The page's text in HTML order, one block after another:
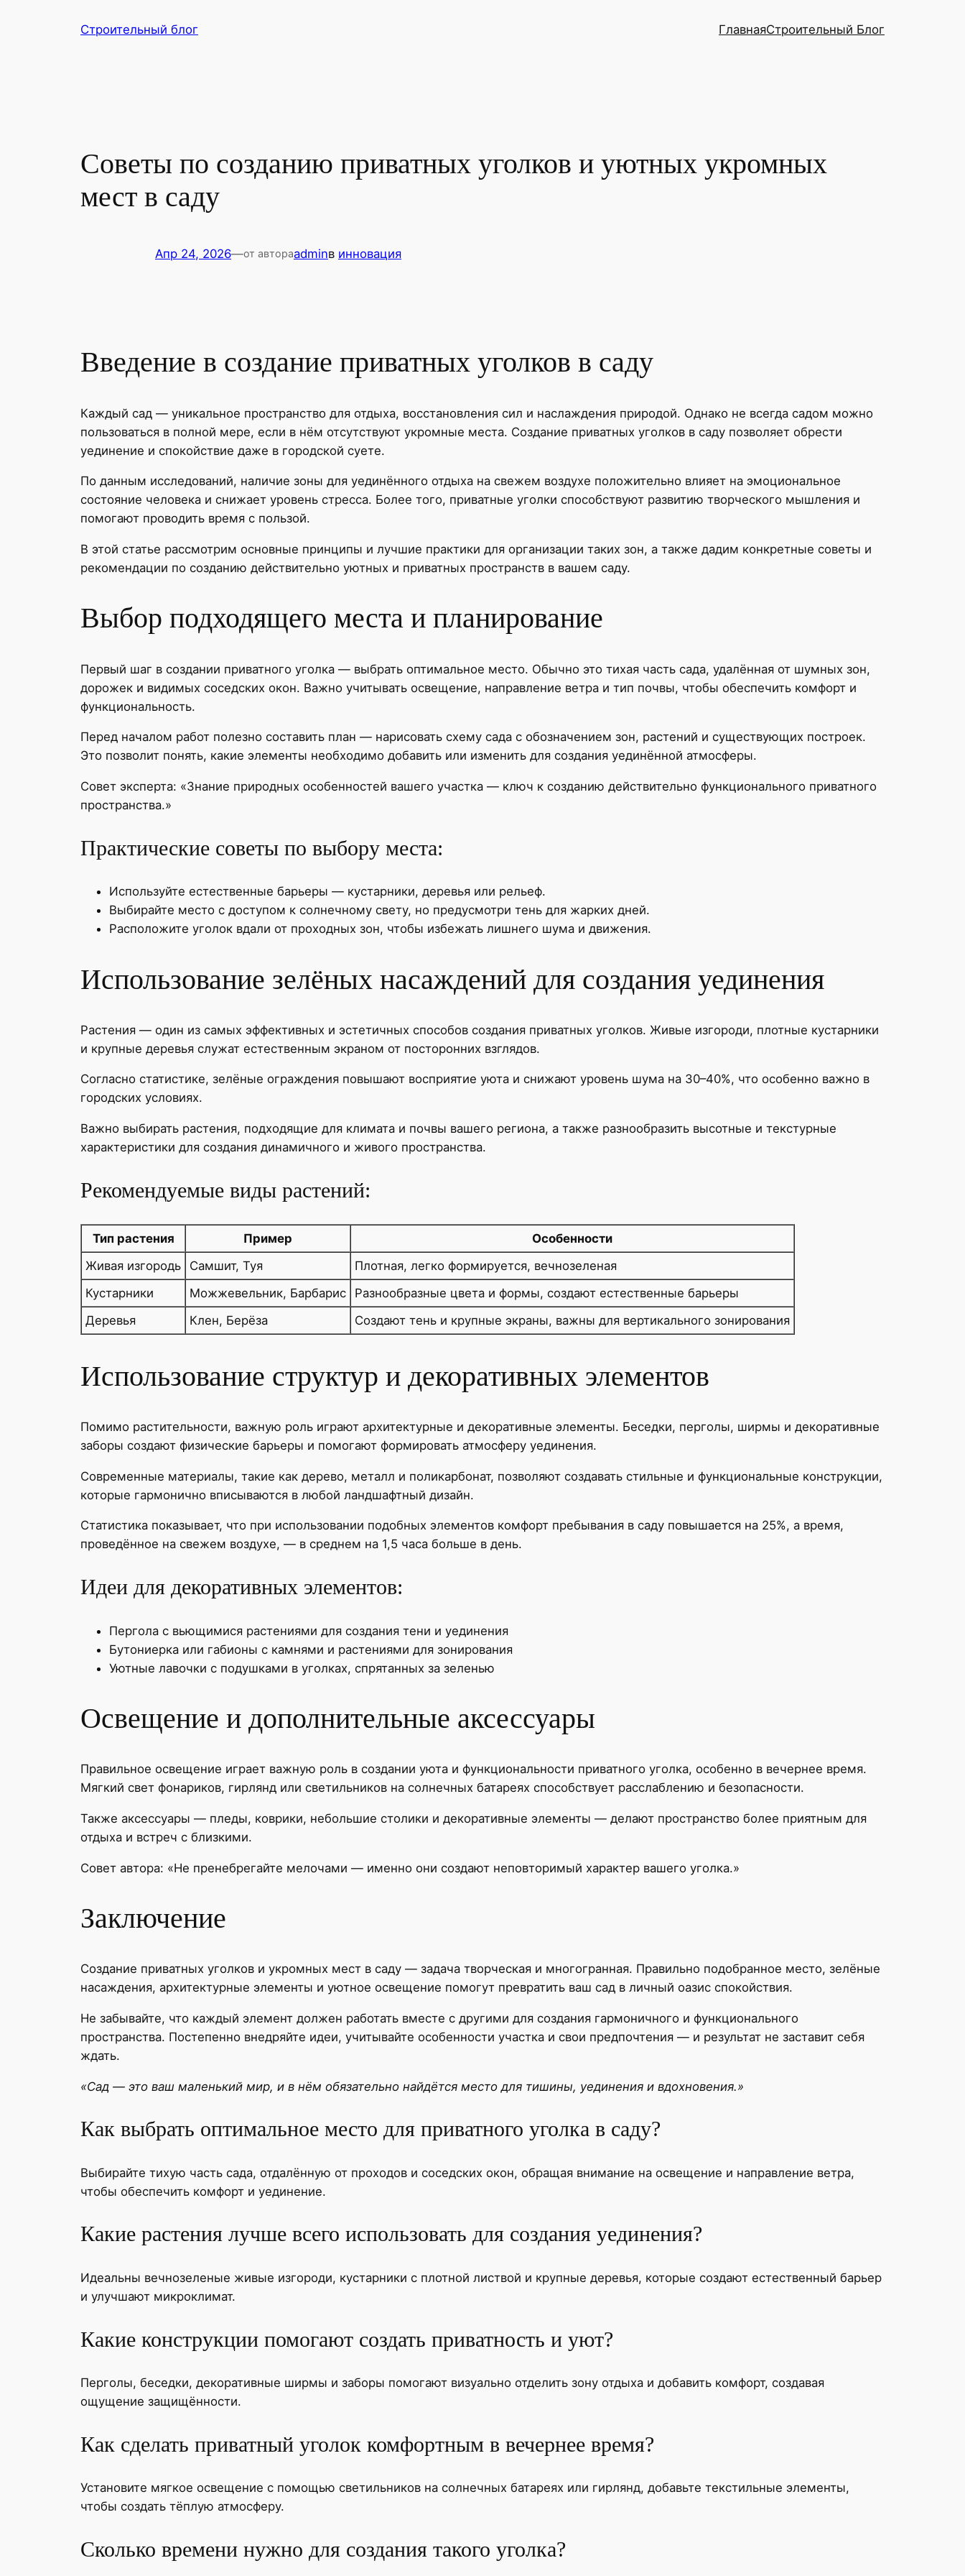
Строительный блог ГлавнаяСтроительный Блог
Советы по созданию приватных уголков и уютных укромных
мест в саду
Апр 24, 2026—от автораadminв инновация
Введение в создание приватных уголков в саду
Каждый сад — уникальное пространство для отдыха, восстановления сил и наслаждения природой. Однако не всегда садом можно
пользоваться в полной мере, если в нём отсутствуют укромные места. Создание приватных уголков в саду позволяет обрести
уединение и спокойствие даже в городской суете.
По данным исследований, наличие зоны для уединённого отдыха на свежем воздухе положительно влияет на эмоциональное
состояние человека и снижает уровень стресса. Более того, приватные уголки способствуют развитию творческого мышления и
помогают проводить время с пользой.
В этой статье рассмотрим основные принципы и лучшие практики для организации таких зон, а также дадим конкретные советы и
рекомендации по созданию действительно уютных и приватных пространств в вашем саду.
Выбор подходящего места и планирование
Первый шаг в создании приватного уголка — выбрать оптимальное место. Обычно это тихая часть сада, удалённая от шумных зон,
дорожек и видимых соседских окон. Важно учитывать освещение, направление ветра и тип почвы, чтобы обеспечить комфорт и
функциональность.
Перед началом работ полезно составить план — нарисовать схему сада с обозначением зон, растений и существующих построек.
Это позволит понять, какие элементы необходимо добавить или изменить для создания уединённой атмосферы.
Совет эксперта: «Знание природных особенностей вашего участка — ключ к созданию действительно функционального приватного
пространства.»
Практические советы по выбору места:
Используйте естественные барьеры — кустарники, деревья или рельеф.
Выбирайте место с доступом к солнечному свету, но предусмотри тень для жарких дней.
Расположите уголок вдали от проходных зон, чтобы избежать лишнего шума и движения.
Использование зелёных насаждений для создания уединения
Растения — один из самых эффективных и эстетичных способов создания приватных уголков. Живые изгороди, плотные кустарники
и крупные деревья служат естественным экраном от посторонних взглядов.
Согласно статистике, зелёные ограждения повышают восприятие уюта и снижают уровень шума на 30–40%, что особенно важно в
городских условиях.
Важно выбирать растения, подходящие для климата и почвы вашего региона, а также разнообразить высотные и текстурные
характеристики для создания динамичного и живого пространства.
Рекомендуемые виды растений:
Тип растения Пример
Особенности
Живая изгородь
Самшит, Туя
Плотная, легко формируется, вечнозеленая
Кустарники
Можжевельник, Барбарис
Разнообразные цвета и формы, создают естественные барьеры
Деревья
Клен, Берёза Создают тень и крупные экраны, важны для вертикального зонирования
Использование структур и декоративных элементов
Помимо растительности, важную роль играют архитектурные и декоративные элементы. Беседки, перголы, ширмы и декоративные
заборы создают физические барьеры и помогают формировать атмосферу уединения.
Современные материалы, такие как дерево, металл и поликарбонат, позволяют создавать стильные и функциональные конструкции,
которые гармонично вписываются в любой ландшафтный дизайн.
Статистика показывает, что при использовании подобных элементов комфорт пребывания в саду повышается на 25%, а время,
проведённое на свежем воздухе, — в среднем на 1,5 часа больше в день.
Идеи для декоративных элементов:
Пергола с вьющимися растениями для создания тени и уединения
Бутониерка или габионы с камнями и растениями для зонирования
Уютные лавочки с подушками в уголках, спрятанных за зеленью
Освещение и дополнительные аксессуары
Правильное освещение играет важную роль в создании уюта и функциональности приватного уголка, особенно в вечернее время.
Мягкий свет фонариков, гирлянд или светильников на солнечных батареях способствует расслаблению и безопасности.
Также аксессуары — пледы, коврики, небольшие столики и декоративные элементы — делают пространство более приятным для
отдыха и встреч с близкими.
Совет автора: «Не пренебрегайте мелочами — именно они создают неповторимый характер вашего уголка.»
Заключение
Создание приватных уголков и укромных мест в саду — задача творческая и многогранная. Правильно подобранное место, зелёные
насаждения, архитектурные элементы и уютное освещение помогут превратить ваш сад в личный оазис спокойствия.
Не забывайте, что каждый элемент должен работать вместе с другими для создания гармоничного и функционального
пространства. Постепенно внедряйте идеи, учитывайте особенности участка и свои предпочтения — и результат не заставит себя
ждать.
«Сад — это ваш маленький мир, и в нём обязательно найдётся место для тишины, уединения и вдохновения.»
Как выбрать оптимальное место для приватного уголка в саду?
Выбирайте тихую часть сада, отдалённую от проходов и соседских окон, обращая внимание на освещение и направление ветра,
чтобы обеспечить комфорт и уединение.
Какие растения лучше всего использовать для создания уединения?
Идеальны вечнозеленые живые изгороди, кустарники с плотной листвой и крупные деревья, которые создают естественный барьер
и улучшают микроклимат.
Какие конструкции помогают создать приватность и уют?
Перголы, беседки, декоративные ширмы и заборы помогают визуально отделить зону отдыха и добавить комфорт, создавая
ощущение защищённости.
Как сделать приватный уголок комфортным в вечернее время?
Установите мягкое освещение с помощью светильников на солнечных батареях или гирлянд, добавьте текстильные элементы,
чтобы создать тёплую атмосферу.
Сколько времени нужно для создания такого уголка?